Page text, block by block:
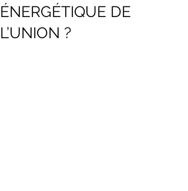
ÉNERGÉTIQUE DE
L’UNION ?